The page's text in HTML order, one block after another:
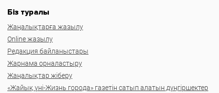
Біз туралы
Жаңалықтарға жазылу
Online жазылу
Редакция байланыстары
Жарнама орналастыру
Жаңалықтар жіберу
«Жайық үні-Жизнь города» газетін сатып алатын дүңгіршектер